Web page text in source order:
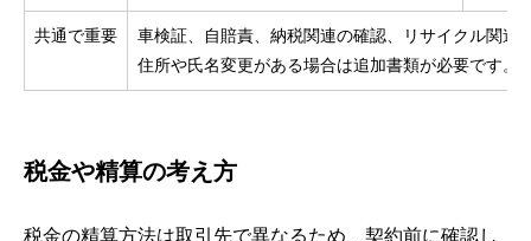
共通で重要
車検証、自賠責、納税関連の確認、リサイクル関連
住所や氏名変更がある場合は追加書類が必要です。
税金や精算の考え方
税金の精算方法は取引先で異なるため、契約前に確認し